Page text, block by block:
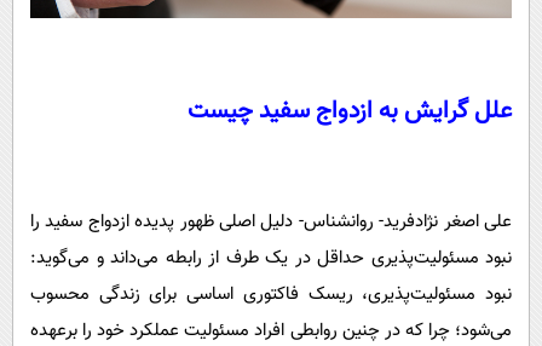
علل گرایش به ازدواج سفید چیست
علی اصغر نژادفرید- روانشناس- دلیل اصلی ظهور پدیده ازدواج سفید را
نبود مسئولیت‌پذیری حداقل در یک طرف از رابطه می‌داند و می‌گوید:
نبود مسئولیت‌پذیری، ریسک‌ فاکتوری اساسی برای زندگی محسوب
می‌شود؛ چرا که در چنین روابطی افراد مسئولیت عملکرد خود را برعهده